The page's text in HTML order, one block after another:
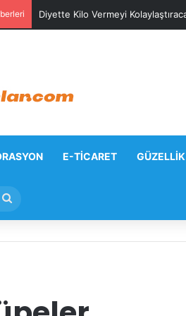
Diyette Kilo Vermeyi
E-TICARET GÜZELLIK
yap